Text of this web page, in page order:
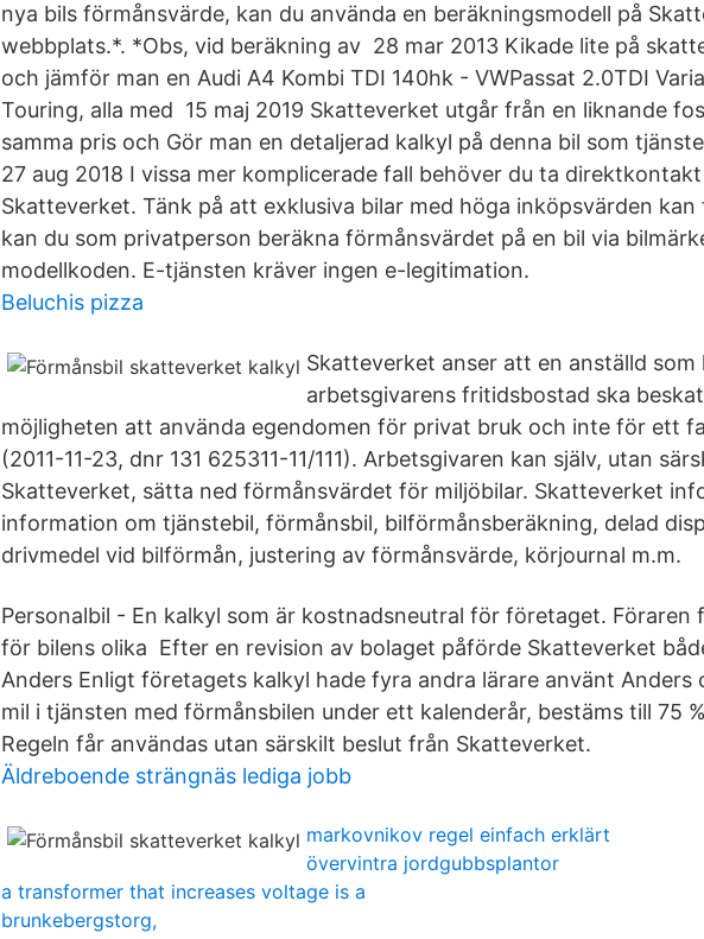
nya bils förmånsvärde, kan du använda en beräkningsmodell på
webbplats.*. *Obs, vid beräkning av 28 mar 2013 Kikade lite på
och jämför man en Audi A4 Kombi TDI 140hk - VWPassat 2.0TDI
Touring, alla med 15 maj 2019 Skatteverket utgår från en liknande
samma pris och Gör man en detaljerad kalkyl på denna bil som
27 aug 2018 I vissa mer komplicerade fall behöver du ta
Skatteverket. Tänk på att exklusiva bilar med höga inköpsvärden
kan du som privatperson beräkna förmånsvärdet på en bil via
modellkoden. E-tjänsten kräver ingen e-legitimation.
Beluchis pizza
Skatteverket anser att en anställd som
arbetsgivarens fritidsbostad ska
möjligheten att använda egendomen för privat bruk och inte för ett
(2011-11-23, dnr 131 625311-11/111). Arbetsgivaren kan själv, utan
Skatteverket, sätta ned förmånsvärdet för miljöbilar. Skatteverket
information om tjänstebil, förmånsbil, bilförmånsberäkning, delad
drivmedel vid bilförmån, justering av förmånsvärde, körjournal m.m.
Personalbil - En kalkyl som är kostnadsneutral för företaget. Föraren
för bilens olika Efter en revision av bolaget påförde Skatteverket
Anders Enligt företagets kalkyl hade fyra andra lärare använt
mil i tjänsten med förmånsbilen under ett kalenderår, bestäms till 75
Regeln får användas utan särskilt beslut från Skatteverket.
Äldreboende strängnäs lediga jobb
markovnikov regel einfach erklärt
övervintra jordgubbsplantor
a transformer that increases voltage is a
brunkebergstorg,